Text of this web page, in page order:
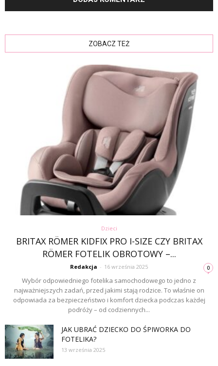
ZOBACZ TEŻ
Dzieci
BRITAX RÖMER KIDFIX PRO I-SIZE CZY BRITAX
RÖMER FOTELIK OBROTOWY –...
Redakcja - 16 września 2025 0
Wybór odpowiedniego fotelika samochodowego to jedno z
najważniejszych zadań, przed jakimi stają rodzice. To właśnie on
odpowiada za bezpieczeństwo i komfort dziecka podczas każdej
podróży – od codziennych...
JAK UBRAĆ DZIECKO DO ŚPIWORKA DO
FOTELIKA?
13 września 2025